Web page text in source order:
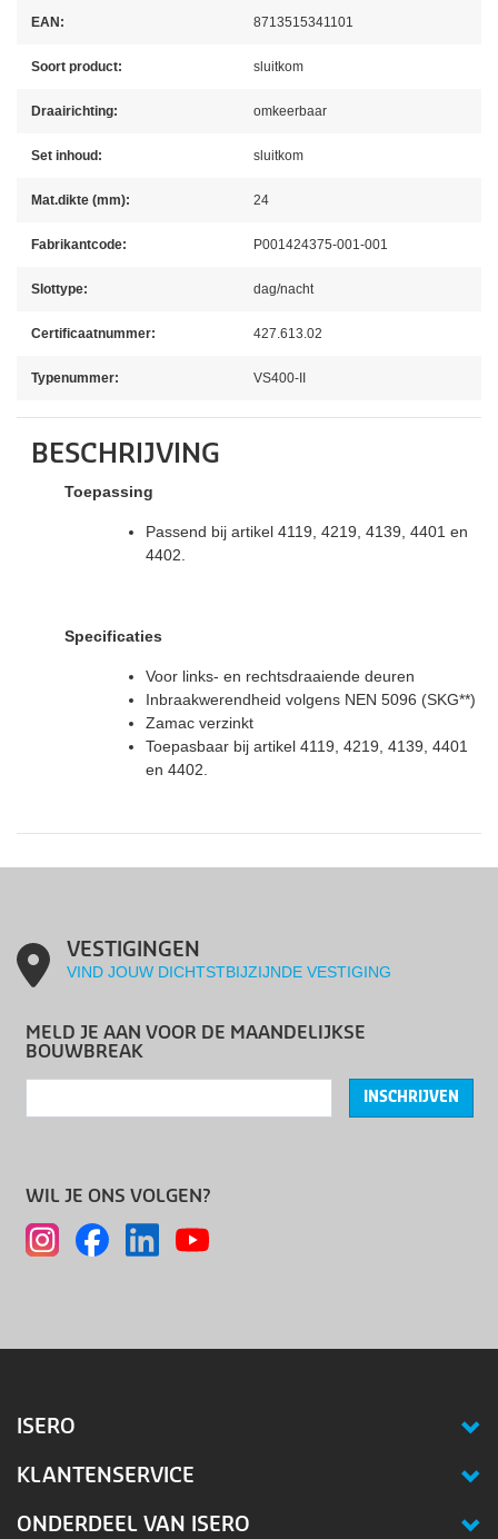
EAN: 8713515341101
Soort product: sluitkom
Draairichting: omkeerbaar
Set inhoud: sluitkom
Mat.dikte (mm): 24
Fabrikantcode: P001424375-001-001
Slottype: dag/nacht
Certificaatnummer: 427.613.02
Typenummer: VS400-II
BESCHRIJVING
Toepassing
Passend bij artikel 4119, 4219, 4139, 4401 en
4402.
Specificaties
Voor links- en rechtsdraaiende deuren
Inbraakwerendheid volgens NEN 5096 (SKG**)
Zamac verzinkt
Toepasbaar bij artikel 4119, 4219, 4139, 4401
en 4402.
VESTIGINGEN
VIND JOUW DICHTSTBIJZIJNDE VESTIGING
MELD JE AAN VOOR DE MAANDELIJKSE
BOUWBREAK
INSCHRIJVEN
WIL JE ONS VOLGEN?
ISERO
KLANTENSERVICE
ONDERDEEL VAN ISERO